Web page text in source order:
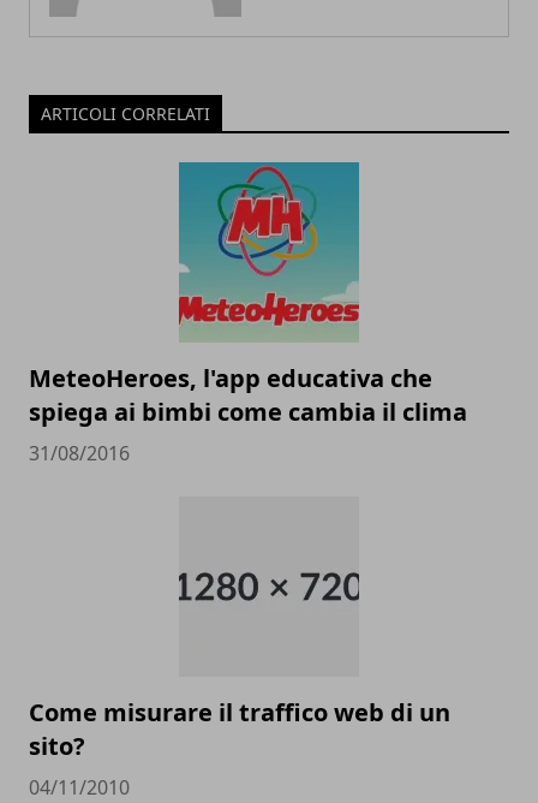
ARTICOLI CORRELATI
MeteoHeroes, l'app educativa che
spiega ai bimbi come cambia il clima
31/08/2016
Come misurare il traffico web di un
sito?
04/11/2010